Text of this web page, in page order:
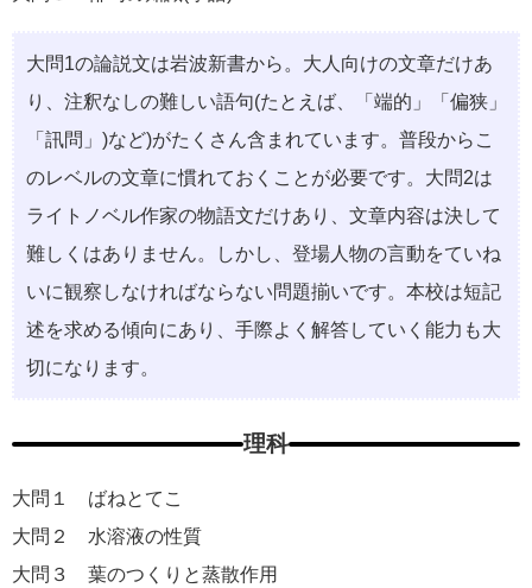
大問1の論説文は岩波新書から。大人向けの文章だけあ
り、注釈なしの難しい語句(たとえば、「端的」「偏狭」
「訊問」)など)がたくさん含まれています。普段からこ
のレベルの文章に慣れておくことが必要です。大問2は
ライトノベル作家の物語文だけあり、文章内容は決して
難しくはありません。しかし、登場人物の言動をていね
いに観察しなければならない問題揃いです。本校は短記
述を求める傾向にあり、手際よく解答していく能力も大
切になります。
理科
大問１ ばねとてこ
大問２ 水溶液の性質
大問３ 葉のつくりと蒸散作用